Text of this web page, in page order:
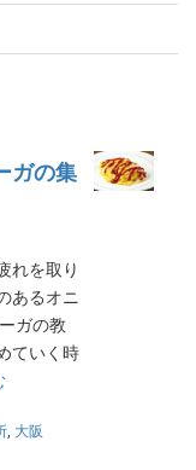
ガの集
れを取り
あるオニ
ガの教
ていく時
, 大阪